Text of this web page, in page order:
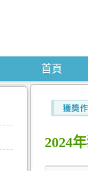
首頁
2024